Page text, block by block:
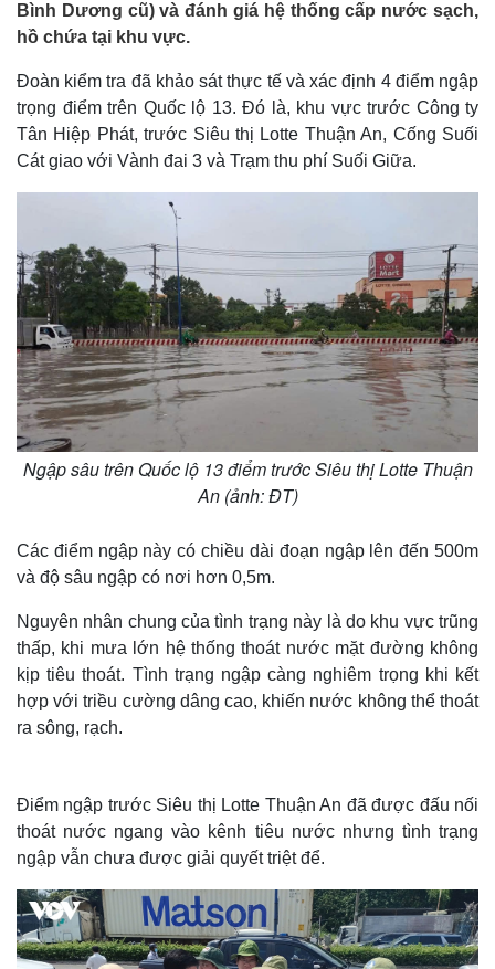
Bình Dương cũ) và đánh giá hệ thống cấp nước sạch,
hồ chứa tại khu vực.
Đoàn kiểm tra đã khảo sát thực tế và xác định 4 điểm ngập
trọng điểm trên Quốc lộ 13. Đó là, khu vực trước Công ty
Tân Hiệp Phát, trước Siêu thị Lotte Thuận An, Cống Suối
Cát giao với Vành đai 3 và Trạm thu phí Suối Giữa.
Ngập sâu trên Quốc lộ 13 điểm trước Siêu thị Lotte Thuận
An (ảnh: ĐT)
Các điểm ngập này có chiều dài đoạn ngập lên đến 500m
và độ sâu ngập có nơi hơn 0,5m.
Nguyên nhân chung của tình trạng này là do khu vực trũng
thấp, khi mưa lớn hệ thống thoát nước mặt đường không
kịp tiêu thoát. Tình trạng ngập càng nghiêm trọng khi kết
hợp với triều cường dâng cao, khiến nước không thể thoát
ra sông, rạch.
Điểm ngập trước Siêu thị Lotte Thuận An đã được đấu nối
thoát nước ngang vào kênh tiêu nước nhưng tình trạng
ngập vẫn chưa được giải quyết triệt để.